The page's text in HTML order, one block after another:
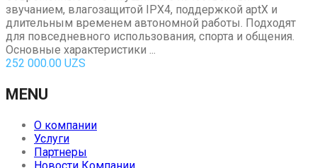
звучанием, влагозащитой IPX4, поддержкой aptX и
длительным временем автономной работы. Подходят
для повседневного использования, спорта и общения.
Основные характеристики ...
252 000.00 UZS
MENU
О компании
Услуги
Партнеры
Новости Компании